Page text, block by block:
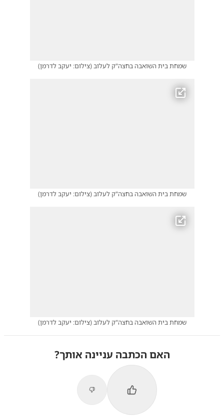
שמחת בית השואבה בחצה"ק לעלוב(צילום: יעקב לדרמן)
שמחת בית השואבה בחצה"ק לעלוב(צילום: יעקב לדרמן)
שמחת בית השואבה בחצה"ק לעלוב(צילום: יעקב לדרמן)
האם הכתבה עניינה אותך?